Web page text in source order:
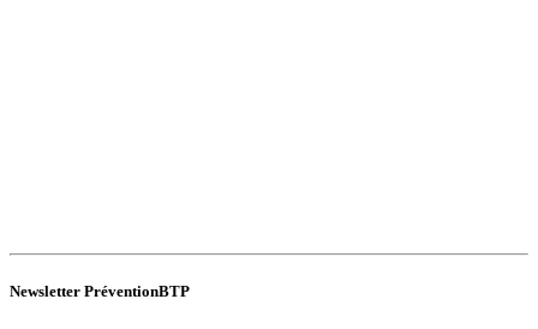
Newsletter PréventionBTP